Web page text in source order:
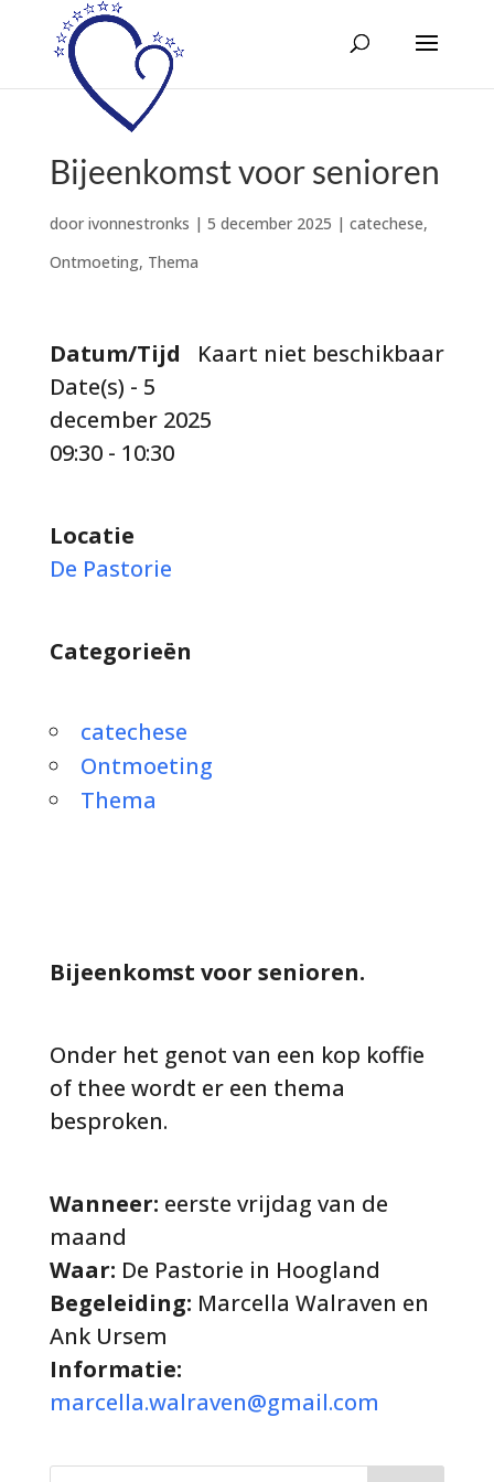
Bijeenkomst voor senioren
door ivonnestronks | 5 december 2025 | catechese,
Ontmoeting, Thema
Kaart niet beschikbaar
Datum/Tijd
Date(s) - 5
december 2025
09:30 - 10:30
Locatie
De Pastorie
Categorieën
catechese
Ontmoeting
Thema
Bijeenkomst voor senioren.
Onder het genot van een kop koffie
of thee wordt er een thema
besproken.
Wanneer: eerste vrijdag van de
maand
Waar: De Pastorie in Hoogland
Begeleiding: Marcella Walraven en
Ank Ursem
Informatie:
marcella.walraven@gmail.com